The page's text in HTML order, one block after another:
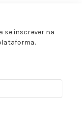
se inscrever na